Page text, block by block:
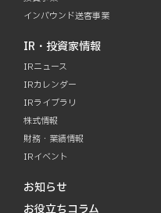
インバウンド送客事業
IR・投資家情報
IRニュース
IRカレンダー
IRライブラリ
株式情報
財務・業績情報
IRイベント
お知らせ
お役立ちコラム